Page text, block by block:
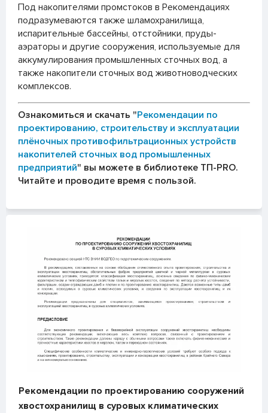
Под накопителями промстоков в Рекомендациях
подразумеваются также шламохранилища,
испарительные бассейны, отстойники, пруды-
аэраторы и другие сооружения, используемые для
аккумулирования промышленных сточных вод, а
также накопители сточных вод животноводческих
комплексов.
Ознакомиться и скачать "Рекомендации по
проектированию, строительству и эксплуатации
плёночных противофильтрационных устройств
накопителей сточных вод промышленных
предприятий" вы можете в библиотеке ТП-PRO.
Читайте и проводите время с пользой.
Рекомендации по проектированию сооружений
хвостохранилищ в суровых климатических